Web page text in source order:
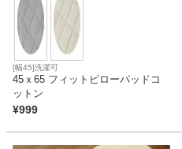
[幅45]洗濯可
45ｘ65 フィットピローパッドコ
ットン
¥999